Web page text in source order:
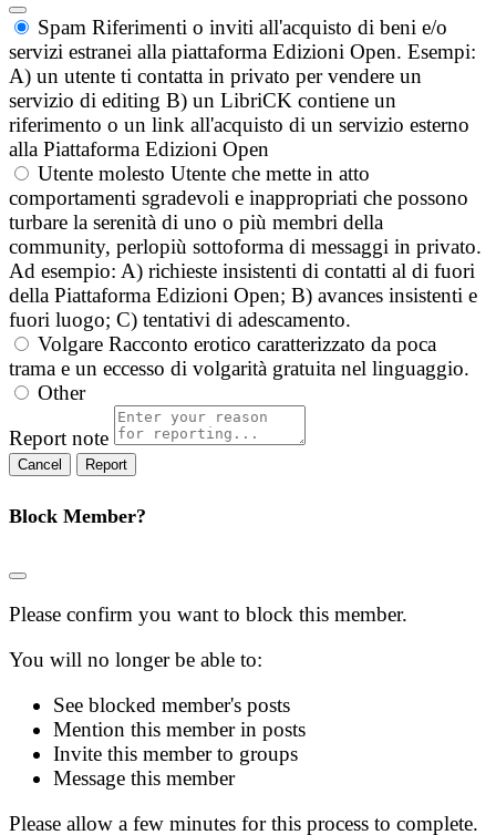
Spam Riferimenti o inviti all'acquisto di beni e/o
servizi estranei alla piattaforma Edizioni Open. Esempi:
A) un utente ti contatta in privato per vendere un
servizio di editing B) un LibriCK contiene un
riferimento o un link all'acquisto di un servizio esterno
alla Piattaforma Edizioni Open
Utente molesto Utente che mette in atto
comportamenti sgradevoli e inappropriati che possono
turbare la serenità di uno o più membri della
community, perlopiù sottoforma di messaggi in privato.
Ad esempio: A) richieste insistenti di contatti al di fuori
della Piattaforma Edizioni Open; B) avances insistenti e
fuori luogo; C) tentativi di adescamento.
Volgare Racconto erotico caratterizzato da poca
trama e un eccesso di volgarità gratuita nel linguaggio.
Other
Report note
Report
Block Member?
Please confirm you want to block this member.
You will no longer be able to:
See blocked member's posts
Mention this member in posts
Invite this member to groups
Message this member
Please allow a few minutes for this process to complete.